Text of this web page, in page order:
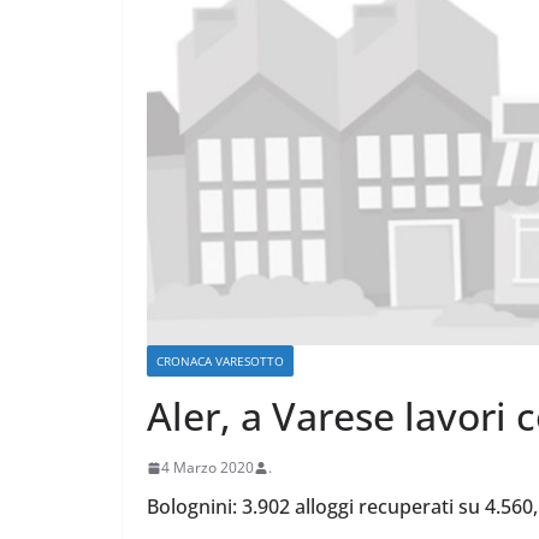
CRONACA VARESOTTO
Aler, a Varese lavori
4 Marzo 2020 .
Bolognini: 3.902 alloggi recuperati su
Nelle vacanze
4 Agosto 2026 .